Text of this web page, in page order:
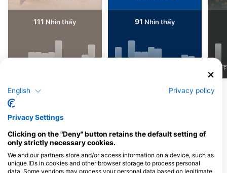
111 Nhìn thấy 91 Nhìn thấy
F
Các trung tâm lặn phục vụ tại điểm lặn
này
Off The Wall Divers
English Privacy policy
Privacy Settings
Clicking on the "Deny" button retains the default setting of
only strictly necessary cookies.
We and our partners store and/or access information on a device, such as
unique IDs in cookies and other browser storage to process personal
data. Some vendors may process your personal data based on legitimate